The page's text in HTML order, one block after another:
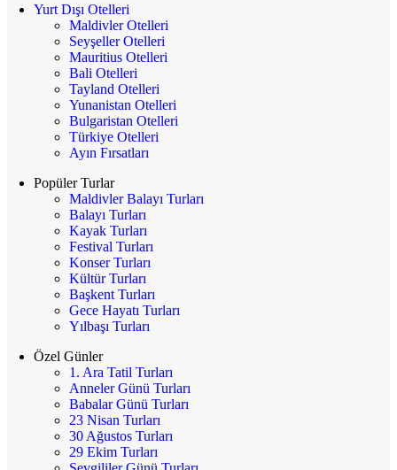
Yurt Dışı Otelleri
Maldivler Otelleri
Seyşeller Otelleri
Mauritius Otelleri
Bali Otelleri
Tayland Otelleri
Yunanistan Otelleri
Bulgaristan Otelleri
Türkiye Otelleri
Ayın Fırsatları
Popüler Turlar
Maldivler Balayı Turları
Balayı Turları
Kayak Turları
Festival Turları
Konser Turları
Kültür Turları
Başkent Turları
Gece Hayatı Turları
Yılbaşı Turları
Özel Günler
1. Ara Tatil Turları
Anneler Günü Turları
Babalar Günü Turları
23 Nisan Turları
30 Ağustos Turları
29 Ekim Turları